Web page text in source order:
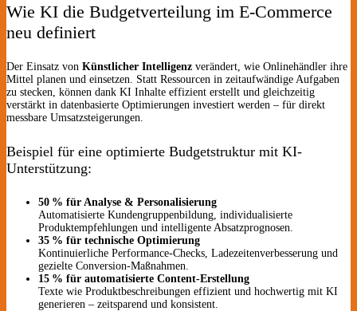
Wie KI die Budgetverteilung im E-Commerce
neu definiert
Der Einsatz von Künstlicher Intelligenz verändert, wie Onlinehändler ihre
Mittel planen und einsetzen. Statt Ressourcen in zeitaufwändige Aufgaben
zu stecken, können dank KI Inhalte effizient erstellt und gleichzeitig
verstärkt in datenbasierte Optimierungen investiert werden – für direkt
messbare Umsatzsteigerungen.
Beispiel für eine optimierte Budgetstruktur mit KI-
Unterstützung:
50 % für Analyse & Personalisierung
Automatisierte Kundengruppenbildung, individualisierte
Produktempfehlungen und intelligente Absatzprognosen.
35 % für technische Optimierung
Kontinuierliche Performance-Checks, Ladezeitenverbesserung und
gezielte Conversion-Maßnahmen.
15 % für automatisierte Content-Erstellung
Texte wie Produktbeschreibungen effizient und hochwertig mit KI
generieren – zeitsparend und konsistent.